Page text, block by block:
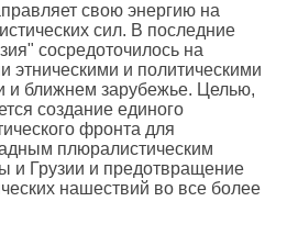
свою энергию на
сил. В последние
сосредоточилось на
этническими и политическими
и ближнем зарубежье. Целью,
создание единого
фронта для
плюралистическим
и Грузии и предотвращение
нашествий во все более